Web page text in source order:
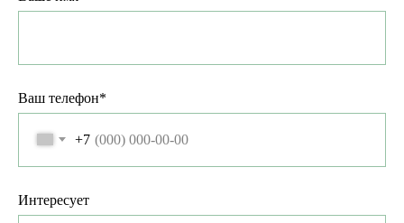
Ваш телефон*
+7
Интересует